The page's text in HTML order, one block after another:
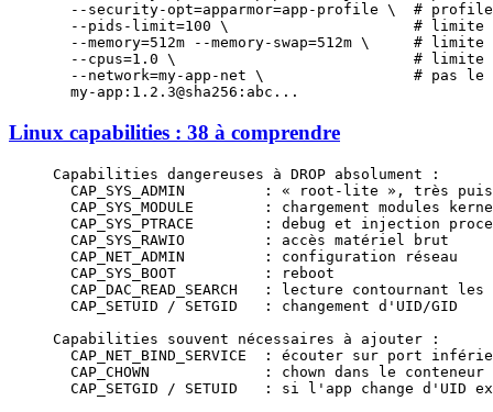
  --security-opt
=apparmor=app-profile \
# profile
  --pids-limit
=100 \
# limite
  --memory
=512m --memory-swap=512m \
# limite
  --cpus
=1.0 \
# limite
  --network
=my-app-net \
# pas le
  my-app:1.2.3@sha256:abc...
Linux capabilities : 38 à comprendre
Capabilities dangereuses à DROP absolument :
CAP_SYS_ADMIN         : « root-lite », très
CAP_SYS_MODULE        : chargement modules
CAP_SYS_PTRACE        : debug et injection
  CAP_SYS_RAWIO         : accès matériel brut
  CAP_NET_ADMIN         : configuration réseau
  CAP_SYS_BOOT          : reboot
CAP_DAC_READ_SEARCH   : lecture contournant les
  CAP_SETUID / SETGID   : changement d'UID/GID
Capabilities souvent nécessaires à ajouter :
CAP_NET_BIND_SERVICE  : écouter sur port
  CAP_CHOWN             : chown dans le conteneur
CAP_SETGID / SETUID   : si l'app change d'UID